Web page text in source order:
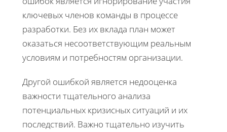
ключевых членов команды в процессе
разработки. Без их вклада план может
оказаться несоответствующим реальным
условиям и потребностям организации.
Другой ошибкой является недооценка
важности тщательного анализа
потенциальных кризисных ситуаций и их
последствий. Важно тщательно изучить